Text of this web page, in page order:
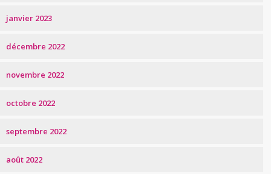
janvier 2023
décembre 2022
novembre 2022
octobre 2022
septembre 2022
août 2022